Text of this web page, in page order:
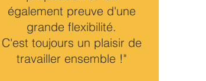
également preuve d'une
grande flexibilité.
C'est toujours un plaisir de
travailler ensemble !"